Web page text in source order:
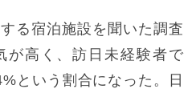
る宿泊施設を聞いた調査
が高く、訪日未経験者で
という割合になった。日